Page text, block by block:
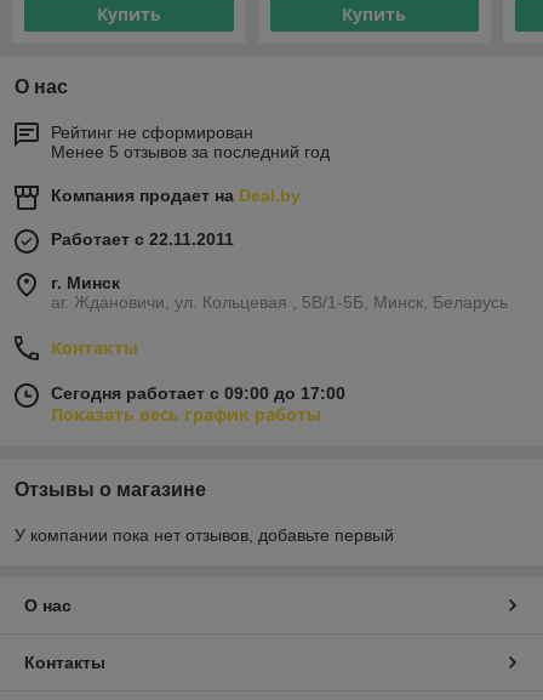
Купить Купить
О нас
Рейтинг не сформирован
Менее 5 отзывов за последний год
Компания продает на Deal.by
Работает с 22.11.2011
г. Минск
аг. Ждановичи, ул. Кольцевая , 5В/1-5Б, Минск, Беларусь
Контакты
Сегодня работает с 09:00 до 17:00
Показать весь график работы
Отзывы о магазине
У компании пока нет отзывов, добавьте первый
О нас
Контакты